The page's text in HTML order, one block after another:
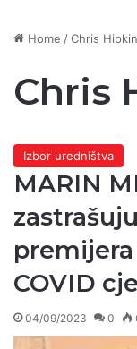
Home /Chris
Chris
Izbor uredništva
MARIN
COVID
04/09/2023 0